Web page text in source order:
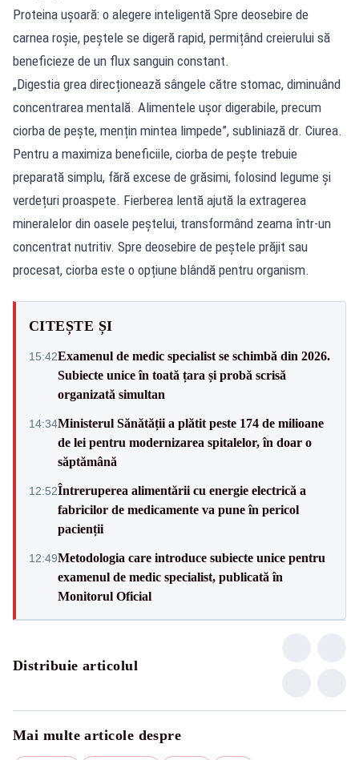
Proteina ușoară: o alegere inteligentă Spre deosebire de
carnea roșie, peștele se digeră rapid, permițând creierului să
beneficieze de un flux sanguin constant.
„Digestia grea direcționează sângele către stomac, diminuând
concentrarea mentală. Alimentele ușor digerabile, precum
ciorba de pește, mențin mintea limpede”, subliniază dr. Ciurea.
Pentru a maximiza beneficiile, ciorba de pește trebuie
preparată simplu, fără excese de grăsimi, folosind legume și
verdețuri proaspete. Fierberea lentă ajută la extragerea
mineralelor din oasele peștelui, transformând zeama într-un
concentrat nutritiv. Spre deosebire de peștele prăjit sau
procesat, ciorba este o opțiune blândă pentru organism.
CITEȘTE ȘI
15:42Examenul de medic specialist se schimbă din 2026.
Subiecte unice în toată țara și probă scrisă
organizată simultan
14:34Ministerul Sănătății a plătit peste 174 de milioane
de lei pentru modernizarea spitalelor, în doar o
săptămână
12:52Întreruperea alimentării cu energie electrică a
fabricilor de medicamente va pune în pericol
pacienții
12:49Metodologia care introduce subiecte unice pentru
examenul de medic specialist, publicată în
Monitorul Oficial
Distribuie articolul
Mai multe articole despre